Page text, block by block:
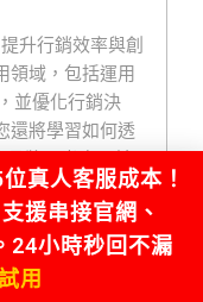
升行銷效率與創
領域，包括運用
並優化行銷決
還將學習如何透
號與產品標語，
並學習如何建置
社群貼文排程與
真人客服成本！
援串接官網、
24小時秒回不漏
用